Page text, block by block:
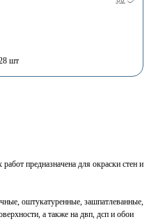
шт
предназначена для окраски стен и
оштукатуренные, зашпатлеванные,
а также на двп, дсп и обои